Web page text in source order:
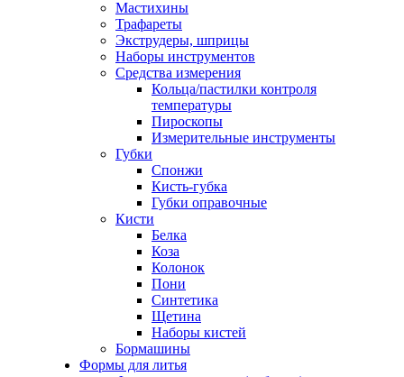
Мастихины
Трафареты
Экструдеры, шприцы
Наборы инструментов
Средства измерения
Кольца/пастилки контроля
температуры
Пироскопы
Измерительные инструменты
Губки
Спонжи
Кисть-губка
Губки оправочные
Кисти
Белка
Коза
Колонок
Пони
Синтетика
Щетина
Наборы кистей
Бормашины
Формы для литья